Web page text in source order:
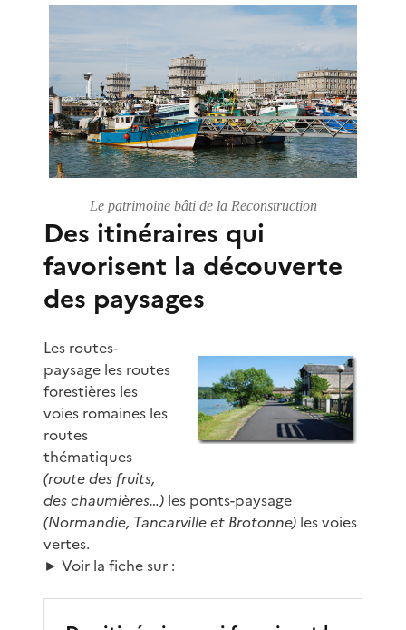
Le patrimoine bâti de la Reconstruction
Des itinéraires qui
favorisent la découverte
des paysages
Les routes-
paysage les routes
forestières les
voies romaines les
routes
thématiques
(route des fruits,
des chaumières…) les ponts-paysage
(Normandie, Tancarville et Brotonne) les voies
vertes.
► Voir la fiche sur :